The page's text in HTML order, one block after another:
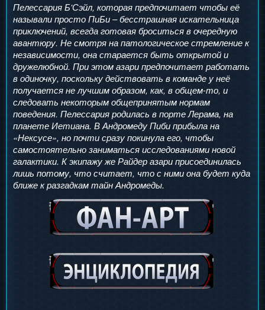
Пелессария Б'Сэйл, которая предпочитает чтобы её
называли простоПиБи– бесстрашная искательница
приключений, всегда готовая броситься в очередную
авантюру. Не смотря на патологическое стремление к
независимости, она старается быть открытой и
дружелюбной. При этом азари предпочитает работать
в одиночку, поскольку действовать в команде у неё
получается не лучшим образом, как, в общем-то, и
следовать некоторым общепринятым нормам
поведения. Пелессария родилась в порте Лерама, на
планете Иетиана. В Андромеду Пиби прибыла на
«Нексусе», но почти сразу покинула его, чтобы
самостоятельно заниматься исследованиями новой
галактики. К экипажу же Райдер азари присоединилась
лишь потому, что считает, что с ними она будет куда
ближе к разгадкам тайн Андромеды.